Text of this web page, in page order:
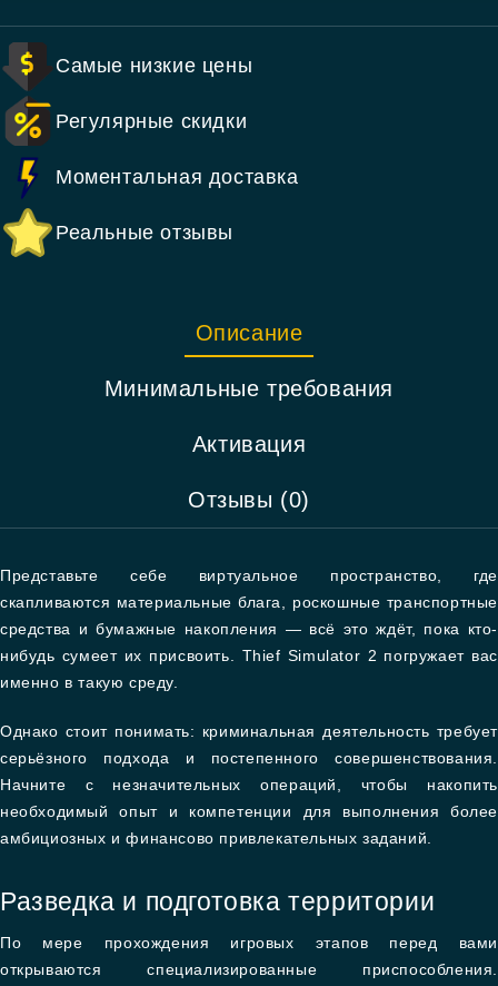
Самые низкие цены
Регулярные скидки
Моментальная доставка
Реальные отзывы
Описание
Минимальные требования
Активация
Отзывы (0)
Представьте себе виртуальное пространство, где
скапливаются материальные блага, роскошные транспортные
средства и бумажные накопления — всё это ждёт, пока кто-
нибудь сумеет их присвоить. Thief Simulator 2 погружает вас
именно в такую среду.
Однако стоит понимать: криминальная деятельность требует
серьёзного подхода и постепенного совершенствования.
Начните с незначительных операций, чтобы накопить
необходимый опыт и компетенции для выполнения более
амбициозных и финансово привлекательных заданий.
Разведка и подготовка территории
По мере прохождения игровых этапов перед вами
открываются специализированные приспособления.